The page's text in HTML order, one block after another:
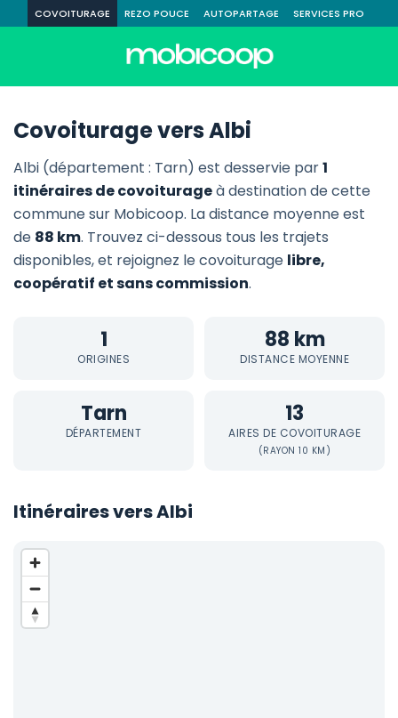
COVOITURAGE REZO POUCE AUTOPARTAGE SERVICES PRO
Covoiturage vers Albi
Albi (département : Tarn) est desservie par1
itinéraires de covoiturageà destination de cette
commune sur Mobicoop. La distance moyenne est
de 88 km. Trouvez ci-dessous tous les trajets
disponibles, et rejoignez le covoiturage libre,
coopératif et sans commission.
1
ORIGINES
88 km
DISTANCE MOYENNE
Tarn
DÉPARTEMENT
13
AIRES DE COVOITURAGE
(RAYON 10 KM)
Itinéraires vers Albi